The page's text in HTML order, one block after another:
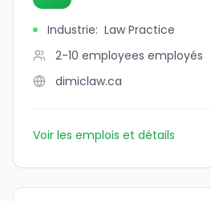
Industrie: Law Practice
2-10 employees employés
dimiclaw.ca
Voir les emplois et détails